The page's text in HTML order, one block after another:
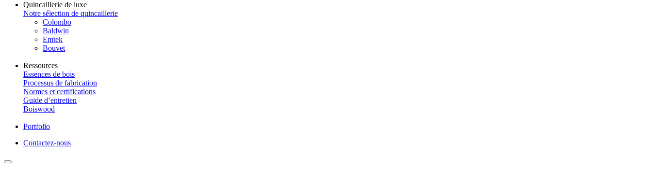
Quincaillerie de luxe
Notre sélection de quincaillerie
Colombo
Baldwin
Emtek
Bouvet
Ressources
Essences de bois
Processus de fabrication
Normes et certifications
Guide d’entretien
Boiswood
Portfolio
Contactez-nous